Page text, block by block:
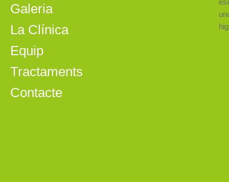
Galeria
La Clínica
Equip
Tractaments
Contacte